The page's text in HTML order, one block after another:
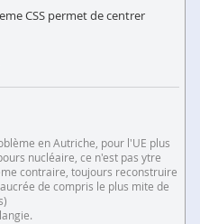
CSS permet de centrer
en Autriche, pour l'UE plus
nucléaire, ce n'est pas ytre
contraire, toujours reconstruire
de compris le plus mite de